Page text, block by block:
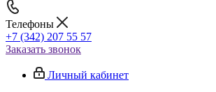
Телефоны
+7 (342) 207 55 57
Заказать звонок
Личный кабинет